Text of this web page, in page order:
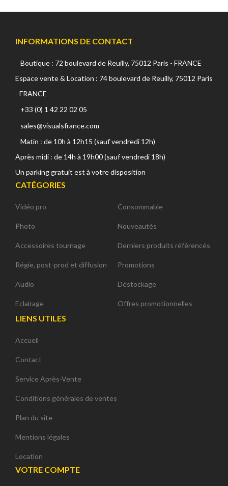
INFORMATIONS DE CONTACT
Boutique : 72 boulevard de Reuilly, 75012 Paris - FRANCE
Espace vente & Location : 74 boulevard de Reuilly, 75012 Paris
- FRANCE
+33 (0) 1 42 22 02 05
sales@visualsfrance.com
Matin : de 10h à 12h15 (sauf vendredi 12h)
Après midi : de 14h à 19h00 (sauf vendredi 18h)
Un parking gratuit est à votre disposition
CATÉGORIES
Vidéo pro
Photo
Accessoires tournage
Régie, post-prod et diffusion
Audio
Eclairage
Consommable
Nouveautés
Derniers produits référencés
Promotions
Déstockage
Offres promotionnelles
LIENS UTILES
Accueil
Contact
Service Après-Vente
Conditions générales de ventes
Plan du site
Mentions légales
Location
VOTRE COMPTE